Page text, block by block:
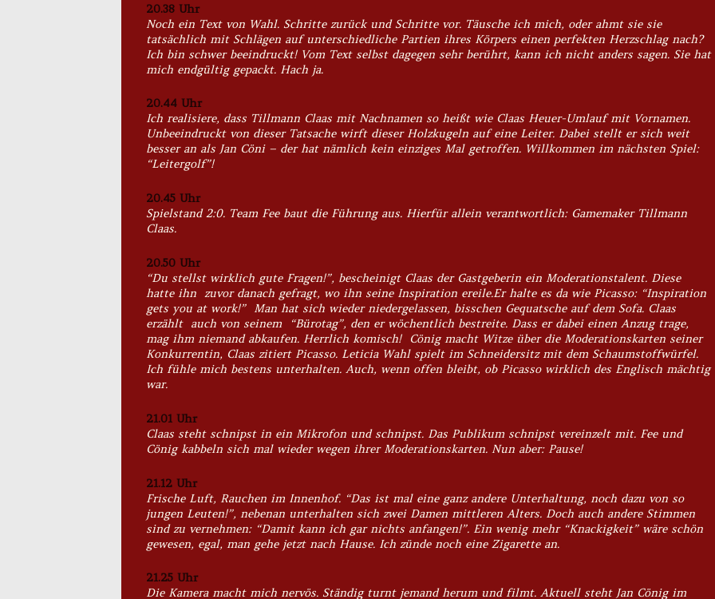
20.38 Uhr
Noch ein Text von Wahl. Schritte zurück und Schritte vor. Täusche ich mich, oder ahmt sie sie
tatsächlich mit Schlägen auf unterschiedliche Partien ihres Körpers einen perfekten Herzschlag nach?
Ich bin schwer beeindruckt! Vom Text selbst dagegen sehr berührt, kann ich nicht anders sagen. Sie hat
mich endgültig gepackt. Hach ja.
20.44 Uhr
Ich realisiere, dass Tillmann Claas mit Nachnamen so heißt wie Claas Heuer-Umlauf mit Vornamen.
Unbeeindruckt von dieser Tatsache wirft dieser Holzkugeln auf eine Leiter. Dabei stellt er sich weit
besser an als Jan Cöni – der hat nämlich kein einziges Mal getroffen. Willkommen im nächsten Spiel:
“Leitergolf”!
20.45 Uhr
Spielstand 2:0. Team Fee baut die Führung aus. Hierfür allein verantwortlich: Gamemaker Tillmann
Claas.
20.50 Uhr
“Du stellst wirklich gute Fragen!”, bescheinigt Claas der Gastgeberin ein Moderationstalent. Diese
hatte ihn zuvor danach gefragt, wo ihn seine Inspiration ereile.Er halte es da wie Picasso: “Inspiration
gets you at work!” Man hat sich wieder niedergelassen, bisschen Gequatsche auf dem Sofa. Claas
erzählt auch von seinem “Bürotag”, den er wöchentlich bestreite. Dass er dabei einen Anzug trage,
mag ihm niemand abkaufen. Herrlich komisch! Cönig macht Witze über die Moderationskarten seiner
Konkurrentin, Claas zitiert Picasso. Leticia Wahl spielt im Schneidersitz mit dem Schaumstoffwürfel.
Ich fühle mich bestens unterhalten. Auch, wenn offen bleibt, ob Picasso wirklich des Englisch mächtig
war.
21.01 Uhr
Claas steht schnipst in ein Mikrofon und schnipst. Das Publikum schnipst vereinzelt mit. Fee und
Cönig kabbeln sich mal wieder wegen ihrer Moderationskarten. Nun aber: Pause!
21.12 Uhr
Frische Luft, Rauchen im Innenhof. “Das ist mal eine ganz andere Unterhaltung, noch dazu von so
jungen Leuten!”, nebenan unterhalten sich zwei Damen mittleren Alters. Doch auch andere Stimmen
sind zu vernehmen: “Damit kann ich gar nichts anfangen!”. Ein wenig mehr “Knackigkeit” wäre schön
gewesen, egal, man gehe jetzt nach Hause. Ich zünde noch eine Zigarette an.
21.25 Uhr
Die Kamera macht mich nervös. Ständig turnt jemand herum und filmt. Aktuell steht Jan Cönig im